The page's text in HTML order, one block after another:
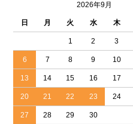
2026年9月
日 月 火 水 木
1 2 3
6 7 8 9 10
13 14 15 16 17
20 21 22 23 24
27 28 29 30